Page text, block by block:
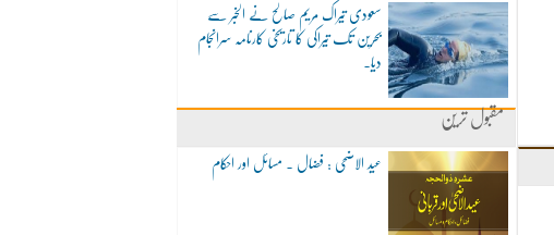
سعودی تیراک مریم صالح نے الخبر سے
بحرین تک تیراکی کا تاریخی کارنامہ سرانجام
دیا۔
مقبول ترین
عید الاضحی : فضال ۔ مسائل اور احکام